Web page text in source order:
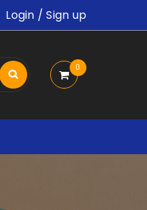
Login /Sign up
0